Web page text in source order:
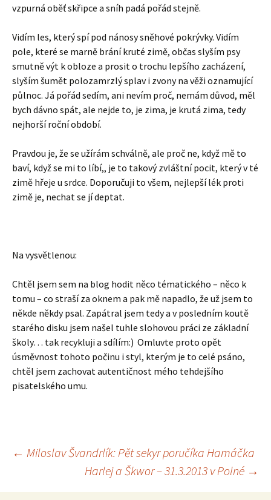
vzpurná oběť skřipce a sníh padá pořád stejně.
Vidím les, který spí pod nánosy sněhové pokrývky. Vidím
pole, které se marně brání kruté zimě, občas slyším psy
smutně výt k obloze a prosit o trochu lepšího zacházení,
slyším šumět polozamrzlý splav i zvony na věži oznamující
půlnoc. Já pořád sedím, ani nevím proč, nemám důvod, měl
bych dávno spát, ale nejde to, je zima, je krutá zima, tedy
nejhorší roční období.
Pravdou je, že se užírám schválně, ale proč ne, když mě to
baví, když se mi to líbí,, je to takový zvláštní pocit, který v té
zimě hřeje u srdce. Doporučuji to všem, nejlepší lék proti
zimě je, nechat se jí deptat.
Na vysvětlenou:
Chtěl jsem sem na blog hodit něco tématického – něco k
tomu – co straší za oknem a pak mě napadlo, že už jsem to
někde někdy psal. Zapátral jsem tedy a v posledním koutě
starého disku jsem našel tuhle slohovou práci ze základní
školy… tak recykluji a sdílím:) Omluvte proto opět
úsměvnost tohoto počinu i styl, kterým je to celé psáno,
chtěl jsem zachovat autentičnost mého tehdejšího
pisatelského umu.
Navigace
← Miloslav Švandrlík: Pět sekyr poručíka Hamáčka
Harlej a Škwor – 31.3.2013 v Polné →